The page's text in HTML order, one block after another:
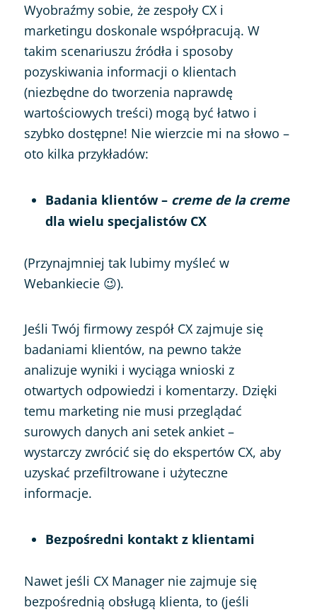
Wyobraźmy sobie, że zespoły CX i
marketingu doskonale współpracują. W
takim scenariuszu źródła i sposoby
pozyskiwania informacji o klientach
(niezbędne do tworzenia naprawdę
wartościowych treści) mogą być łatwo i
szybko dostępne! Nie wierzcie mi na słowo –
oto kilka przykładów:
Badania klientów – creme de la creme
dla wielu specjalistów CX
(Przynajmniej tak lubimy myśleć w
Webankiecie 😉).
Jeśli Twój firmowy zespół CX zajmuje się
badaniami klientów, na pewno także
analizuje wyniki i wyciąga wnioski z
otwartych odpowiedzi i komentarzy. Dzięki
temu marketing nie musi przeglądać
surowych danych ani setek ankiet –
wystarczy zwrócić się do ekspertów CX, aby
uzyskać przefiltrowane i użyteczne
informacje.
Bezpośredni kontakt z klientami
Nawet jeśli CX Manager nie zajmuje się
bezpośrednią obsługą klienta, to (jeśli